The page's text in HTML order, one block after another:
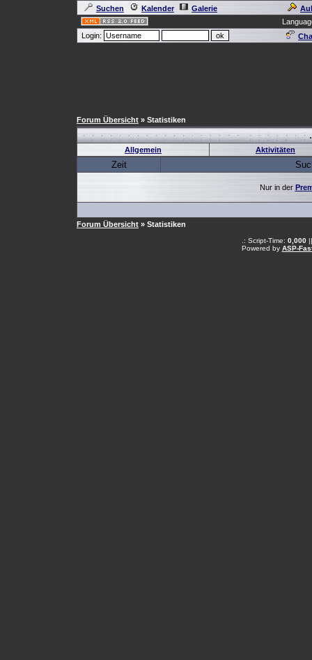
Suchen Kalender Galerie
Login:
Forum Übersicht » Statistiken
Allgemein Aktivitäten
Zeit
Nur in der
Forum Übersicht » Statistiken
.: Script-Time: 0,000||
Powered by ASP-